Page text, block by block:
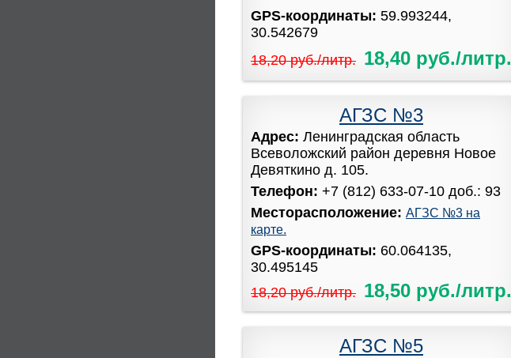
GPS-координаты: 59.993244,
30.542679
18,20 руб./литр. 18,40 руб./литр.
АГЗС №3
Адрес: Ленинградская область
Всеволожский район деревня Новое
Девяткино д. 105.
Телефон: +7 (812) 633-07-10 доб.: 93
Месторасположение: АГЗС №3 на
карте.
GPS-координаты: 60.064135,
30.495145
18,20 руб./литр. 18,50 руб./литр.
АГЗС №5